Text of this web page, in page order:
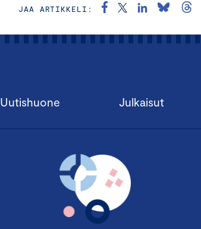
JAA ARTIKKELI:
Uutishuone Julkaisut